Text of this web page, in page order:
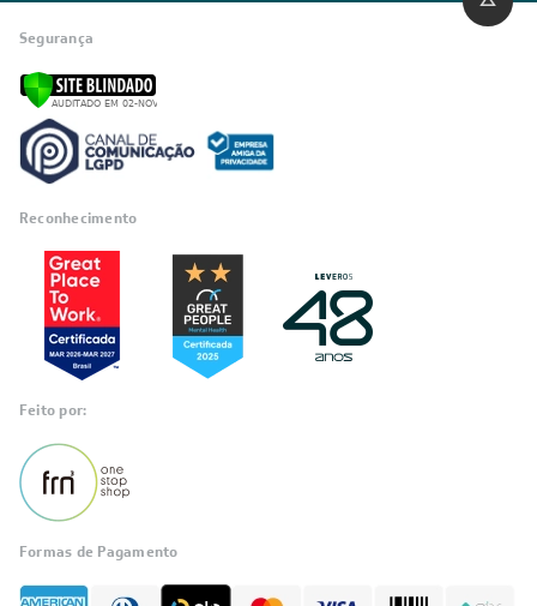
Segurança
Reconhecimento
Feito por:
Formas de Pagamento